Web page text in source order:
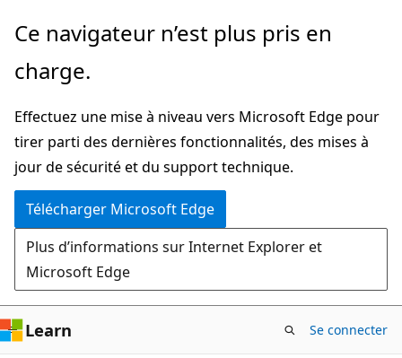
Passer
directement
au
principal
Ce navigateur n’est plus pris en
charge.
Effectuez une mise à niveau vers Microsoft Edge pour
tirer parti des dernières fonctionnalités, des mises à
jour de sécurité et du support technique.
Télécharger Microsoft Edge
Plus d’informations sur Internet Explorer et
Microsoft Edge
Learn Se connecter